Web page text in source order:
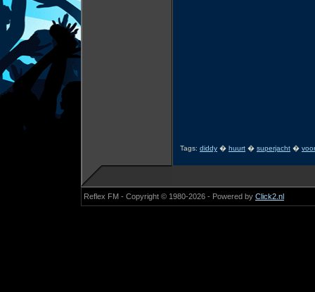
Tags: diddy � huurt � superjacht � voor
Reflex FM - Copyright © 1980-2026 - Powered by Click2.nl